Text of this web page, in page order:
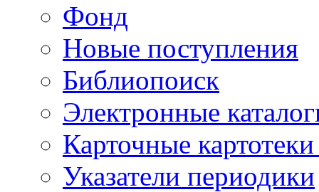
Фонд
Новые поступления
Библиопоиск
Электронные
Карточные
Указатели периодики